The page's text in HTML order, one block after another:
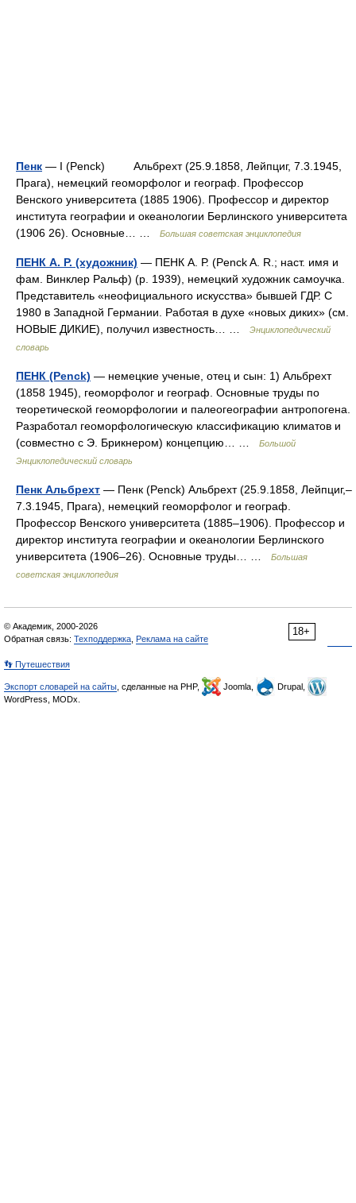
Пенк — I (Penck) Альбрехт (25.9.1858, Лейпциг, 7.3.1945,
Прага), немецкий геоморфолог и географ. Профессор
Венского университета (1885 1906). Профессор и директор
института географии и океанологии Берлинского университета
(1906 26). Основные… …
Большая советская энциклопедия
ПЕНК А. Р. (художник) — ПЕНК А. Р. (Penck A. R.; наст. имя и
фам. Винклер Ральф) (р. 1939), немецкий художник самоучка.
Представитель «неофициального искусства» бывшей ГДР. С
1980 в Западной Германии. Работая в духе «новых диких» (см.
НОВЫЕ ДИКИЕ), получил известность… …
Энциклопедический
словарь
ПЕНК (Penck) — немецкие ученые, отец и сын: 1) Альбрехт
(1858 1945), геоморфолог и географ. Основные труды по
теоретической геоморфологии и палеогеографии антропогена.
Разработал геоморфологическую классификацию климатов и
(совместно с Э. Брикнером) концепцию… …
Большой
Энциклопедический словарь
Пенк Альбрехт — Пенк (Penck) Альбрехт (25.9.1858, Лейпциг,‒
7.3.1945, Прага), немецкий геоморфолог и географ.
Профессор Венского университета (1885‒1906). Профессор и
директор института географии и океанологии Берлинского
университета (1906‒26). Основные труды… …
Большая
советская энциклопедия
18+
© Академик, 2000-2026
Обратная связь: Техподдержка Реклама на сайте
👣 Путешествия
Экспорт словарей на сайты , сделанные на PHP, Joomla,
Drupal,
WordPress, MODx.